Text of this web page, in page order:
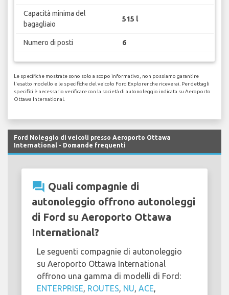
Capacità minima del
bagagliaio
515 l
Numero di posti 6
Le specifiche mostrate sono solo a scopo informativo, non possiamo garantire
l'esatto modello e le specifiche del veicolo Ford Explorer che riceverai. Per dettagli
specifici è necessario verificare con la società di autonoleggio indicata su Aeroporto
Ottawa International.
Ford Noleggio di veicoli presso Aeroporto Ottawa
International - Domande frequenti
question_answer Quali compagnie di
autonoleggio offrono autonoleggi
di Ford su Aeroporto Ottawa
International?
Le seguenti compagnie di autonoleggio
su Aeroporto Ottawa International
offrono una gamma di modelli di Ford:
ENTERPRISE ROUTES NU ACE